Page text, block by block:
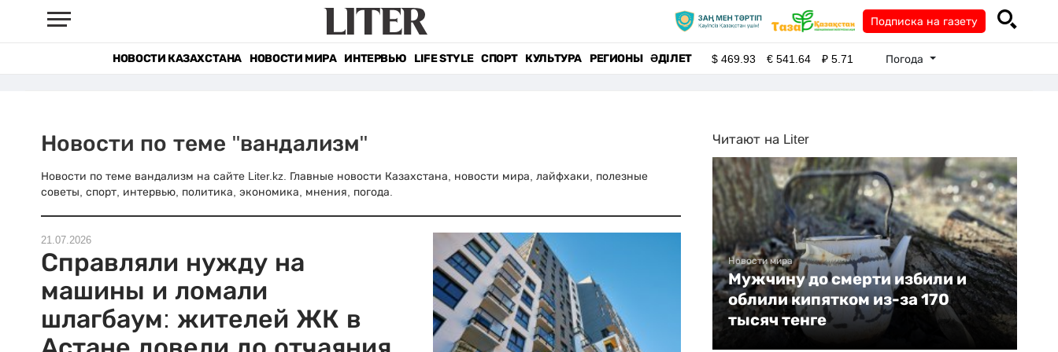
Подписка на газету
НОВОСТИ КАЗАХСТАНА НОВОСТИ МИРА ИНТЕРВЬЮ LIFE STYLE СПОРТ КУЛЬТУРА РЕГИОНЫ ӘДІЛЕТ $469.93 €541.64 ₽5.71 Погода
Новости по теме "вандализм"
Новости по теме вандализм на сайте Liter.kz. Главные новости Казахстана, новости мира, лайфхаки, полезные
советы, спорт, интервью, политика, экономика, мнения, погода.
21.07.2026
Справляли нужду на
машины и ломали
шлагбаум: жителей ЖК в
Читают на Liter
Новости мира
Мужчину до смерти избили и
облили кипятком из-за 170
тысяч тенге